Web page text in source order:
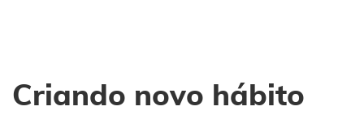
Criando novo hábito